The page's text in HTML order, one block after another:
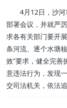
4月12日，沙河
部署会议，并就严
求各有关部门要开
条河流、逐个水塘
效”要求，健全完善
意违法行为，发现
交司法机关，依法